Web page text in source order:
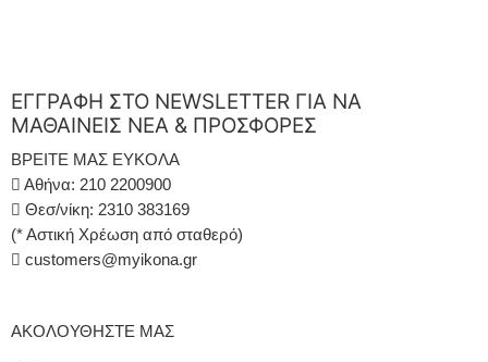
ΕΓΓΡΑΦΗ ΣΤΟ NEWSLETTER ΓΙΑ ΝΑ
ΜΑΘΑΙΝΕΙΣ ΝΕΑ & ΠΡΟΣΦΟΡΕΣ
ΒΡΕΙΤΕ ΜΑΣ ΕΥΚΟΛΑ
Αθήνα: 210 2200900
Θεσ/νίκη: 2310 383169
(* Αστική Χρέωση από σταθερό)
customers@myikona.gr
ΑΚΟΛΟΥΘΗΣΤΕ ΜΑΣ